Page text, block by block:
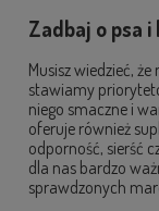
Zadbaj o psa
Musisz wiedzieć,
stawiamy
niego smaczne i
oferuje również
odporność, sierść
dla nas bardzo
sprawdzonych